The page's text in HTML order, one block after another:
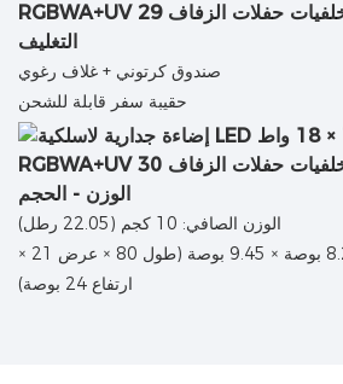
التغليف
صندوق كرتوني + غلاف رغوي
حقيبة سفر قابلة للشحن
الوزن - الحجم
الوزن الصافي: 10 كجم (22.05 رطل)
الحجم: 31.5 بوصة × 8.27 بوصة × 9.45 بوصة (طول 80 × عرض 21 ×
ارتفاع 24 بوصة)